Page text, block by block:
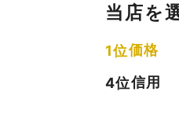
当店を
1位価格
4位信用